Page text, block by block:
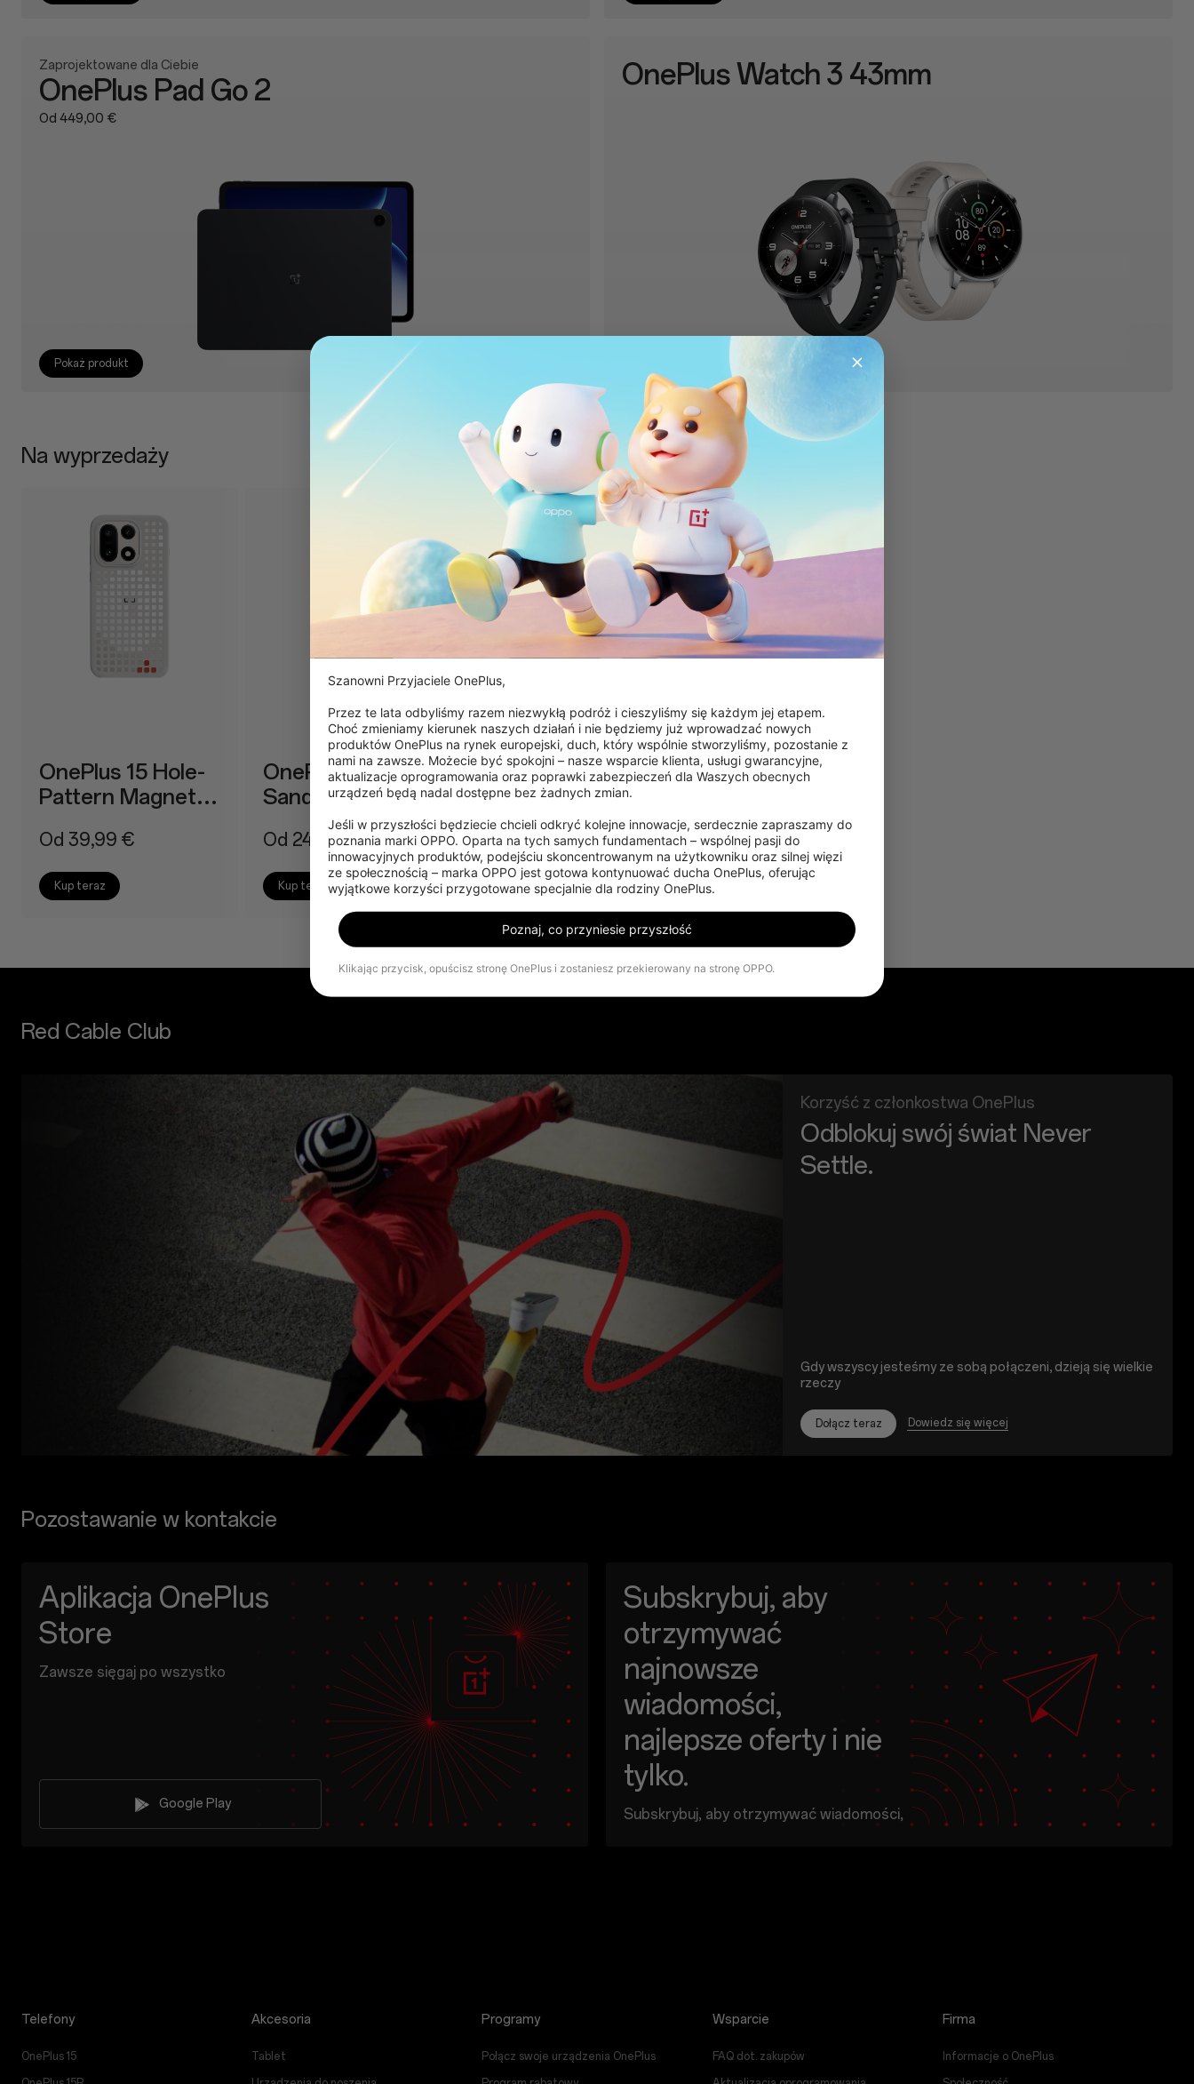
Zaprojektowane dla Ciebie
OnePlus Pad Go 2
Od 449,00 €
Pokaż produkt
OnePlus Watch 3 43mm
Na wyprzedaży
OnePlus 15 Hole-
Pattern Magnetic
Od 39,99 €
Kup teraz
OnePlus 15R
Sandstone
Magnetic Case
Od 24,99 €
Kup teraz
OnePlus Rolltop
Backpack
Od 99,99 €
Kup teraz
Red Cable Club
Korzyść z członkostwa OnePlus
Odblokuj swój świat Never
Settle.
Gdy wszyscy jesteśmy ze sobą połączeni, dzieją się wielkie
rzeczy
Dołącz teraz Dowiedz się więcej
Pozostawanie w kontakcie
Aplikacja OnePlus
Store
Zawsze sięgaj po wszystko
Google Play
Subskrybuj, aby
otrzymywać
najnowsze
wiadomości,
najlepsze oferty i nie
tylko.
Subskrybuj, aby otrzymywać wiadomości,
ochronie prywatności.
Telefony
OnePlus 15
Akcesoria
Tablet
Programy
Połącz swoje urządzenia OnePlus
Wsparcie
FAQ dot. zakupów
Firma
Informacje o OnePlus
Szanowni Przyjaciele OnePlus,
Przez te lata odbyliśmy razem niezwykłą podróż i cieszyliśmy się każdym jej etapem.
Choć zmieniamy kierunek naszych działań i nie będziemy już wprowadzać nowych
produktów OnePlus na rynek europejski, duch, który wspólnie stworzyliśmy, pozostanie z
nami na zawsze. Możecie być spokojni – nasze wsparcie klienta, usługi gwarancyjne,
aktualizacje oprogramowania oraz poprawki zabezpieczeń dla Waszych obecnych
urządzeń będą nadal dostępne bez żadnych zmian.
Jeśli w przyszłości będziecie chcieli odkryć kolejne innowacje, serdecznie zapraszamy do
poznania marki OPPO. Oparta na tych samych fundamentach – wspólnej pasji do
innowacyjnych produktów, podejściu skoncentrowanym na użytkowniku oraz silnej więzi
ze społecznością – marka OPPO jest gotowa kontynuować ducha OnePlus, oferując
wyjątkowe korzyści przygotowane specjalnie dla rodziny OnePlus.
Poznaj, co przyniesie przyszłość
Klikając przycisk, opuścisz stronę OnePlus i zostaniesz przekierowany na stronę OPPO.